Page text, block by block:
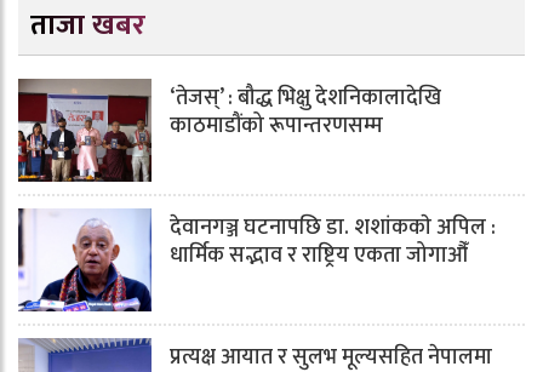
ताजा खबर
‘तेजस्’ : बौद्ध भिक्षु देशनिकालादेखि
काठमाडौंको रूपान्तरणसम्म
देवानगञ्ज घटनापछि डा. शशांककाे अपिल :
धार्मिक सद्भाव र राष्ट्रिय एकता जोगाऔँ
प्रत्यक्ष आयात र सुलभ मूल्यसहित नेपालमा